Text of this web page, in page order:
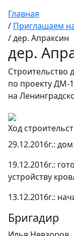
Главная
/ Приглашаем
/дер. Апраксин
дер.
Строительство
по проекту ДМ-
на
Ход
29.12.2016г.:
19.12.2016г.:
устройству
13.12.2016г.:
Бригадир